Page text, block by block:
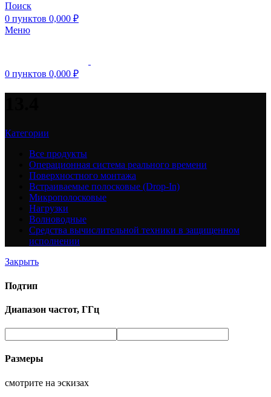
Поиск
0 пунктов 0,000 ₽
Меню
0 пунктов 0,000 ₽
Категории
Все продукты
Операционная система реального времени
Поверхностного монтажа
Встраиваемые полосковые (Drop-In)
Микрополосковые
Нагрузки
Волноводные
Средства вычислительной техники в защищенном
исполнении
Закрыть
Подтип
Диапазон частот, ГГц
Размеры
смотрите на эскизах